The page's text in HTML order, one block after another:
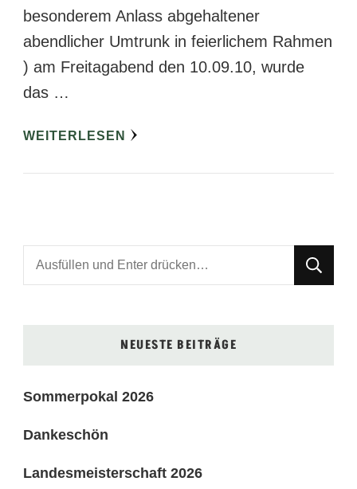
besonderem Anlass abgehaltener
abendlicher Umtrunk in feierlichem Rahmen
) am Freitagabend den 10.09.10, wurde
das …
WEITERLESEN
Suchst
du
NEUESTE BEITRÄGE
Sommerpokal 2026
Dankeschön
Landesmeisterschaft 2026